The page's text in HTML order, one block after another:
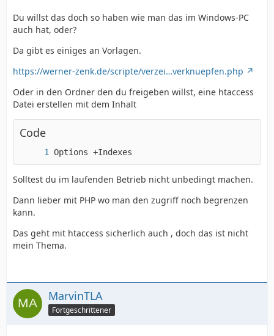
Du willst das doch so haben wie man das im Windows-PC
auch hat, oder?
Da gibt es einiges an Vorlagen.
https://werner-zenk.de/scripte/verzei…verknuepfen.php
Oder in den Ordner den du freigeben willst, eine htaccess
Datei erstellen mit dem Inhalt
Code
Options +Indexes
Solltest du im laufenden Betrieb nicht unbedingt machen.
Dann lieber mit PHP wo man den zugriff noch begrenzen
kann.
Das geht mit htaccess sicherlich auch , doch das ist nicht
mein Thema.
MarvinTLA
Fortgeschrittener